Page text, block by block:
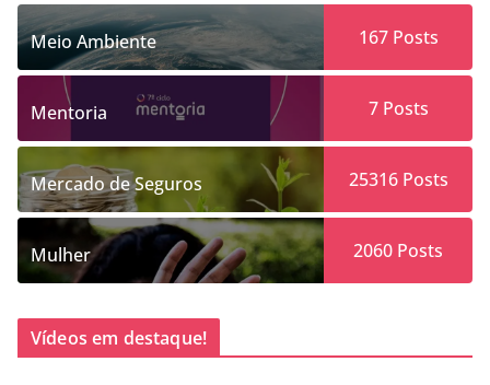
Meio Ambiente 167Posts
Mentoria 7Posts
Mercado de Seguros 25316Posts
Mulher 2060 Posts
Vídeos em destaque!